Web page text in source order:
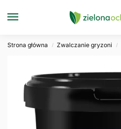
Strona główna / Zwalczanie gryzoni /